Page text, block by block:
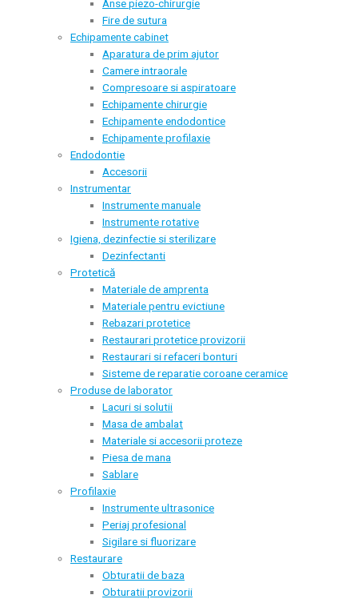
Anse piezo-chirurgie
Fire de sutura
Echipamente cabinet
Aparatura de prim ajutor
Camere intraorale
Compresoare si aspiratoare
Echipamente chirurgie
Echipamente endodontice
Echipamente profilaxie
Endodontie
Accesorii
Instrumentar
Instrumente manuale
Instrumente rotative
Igiena, dezinfectie si sterilizare
Dezinfectanti
Protetică
Materiale de amprenta
Materiale pentru evictiune
Rebazari protetice
Restaurari protetice provizorii
Restaurari si refaceri bonturi
Sisteme de reparatie coroane ceramice
Produse de laborator
Lacuri si solutii
Masa de ambalat
Materiale si accesorii proteze
Piesa de mana
Sablare
Profilaxie
Instrumente ultrasonice
Periaj profesional
Sigilare si fluorizare
Restaurare
Obturatii de baza
Obturatii provizorii